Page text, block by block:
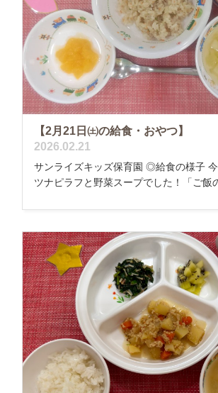
【2月21日㈯の給食・おやつ】
2026.02.21
サンライズキッズ保育園 ◎給食の様子 今
ツナピラフと野菜スープでした！「ご飯